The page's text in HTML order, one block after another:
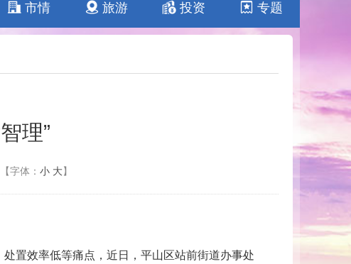
市情 旅游 投资 专题
理”
【字体： 小 大】
置效率低等痛点，近日，平山区站前街道办事处